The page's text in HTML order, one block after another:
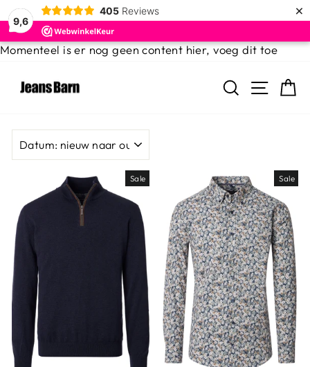
9,6
405 Reviews ×
Door
inhoud
Momenteel is er nog geen content hier, voeg dit toe
ZOEKEN
MENU
Sale Sale